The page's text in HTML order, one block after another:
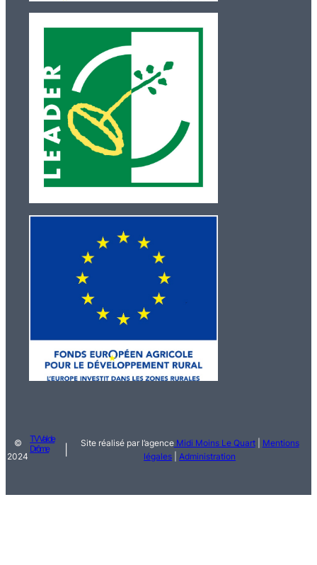
©
2024
TV Val de
Drôme
Site réalisé par l’agenceMidi Moins Le Quart| Mentions
légales |Administration